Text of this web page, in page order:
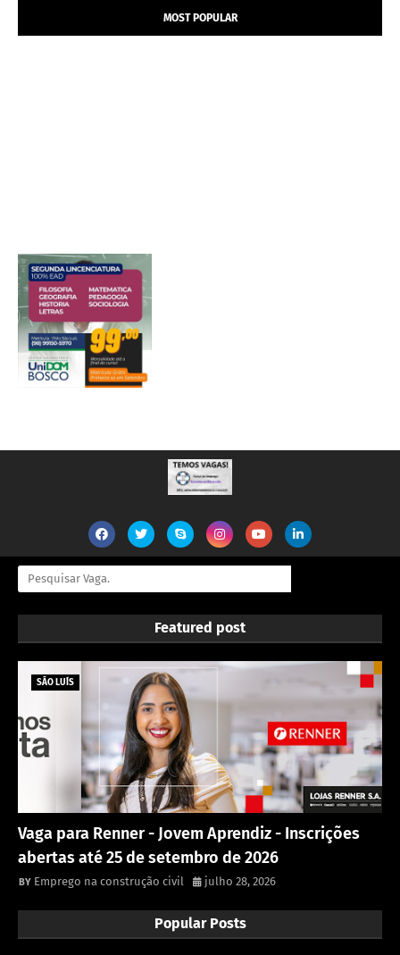
MOST POPULAR
Featured post
SÃO LUÍS
Vaga para Renner - Jovem Aprendiz - Inscrições
abertas até 25 de setembro de 2026
Emprego na construção civil julho 28, 2026
Popular Posts